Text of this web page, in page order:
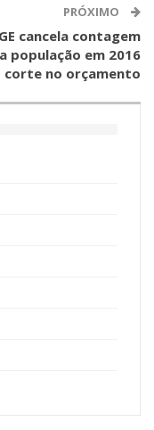
PRÓXIMO
cancela contagem
população em 2016
corte no orçamento